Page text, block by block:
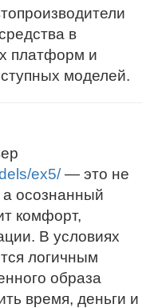
в
платформ и
моделей.
ex5/— это не
осознанный
комфорт,
В условиях
логичным
образа
время, деньги и